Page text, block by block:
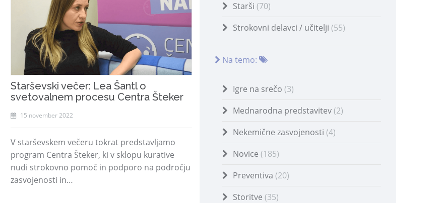
Starševski večer: Lea Šantl o
svetovalnem procesu Centra Šteker
15 november 2022
V starševskem večeru tokrat predstavljamo
program Centra Šteker, ki v sklopu kurative
nudi strokovno pomoč in podporo na področju
zasvojenosti in…
Starši (70)
Strokovni delavci / učitelji (55)
Na temo:
Igre na srečo (3)
Mednarodna predstavitev (2)
Nekemične zasvojenosti (4)
Novice (185)
Preventiva (20)
Storitve (35)